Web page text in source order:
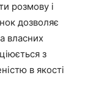
розмову і
дозволяє
власних
з
в якості